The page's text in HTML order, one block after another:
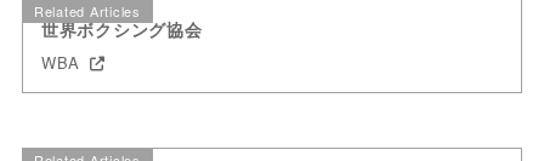
Related Articles
世界ボクシング協会
WBA